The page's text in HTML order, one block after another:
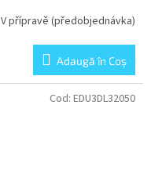
V přípravě (předobjednávka)
Adaugă în Coş
Cod: EDU3DL32050